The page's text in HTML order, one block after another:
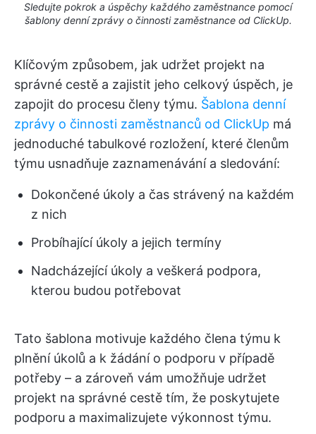
Sledujte pokrok a úspěchy každého zaměstnance pomocí
šablony denní zprávy o činnosti zaměstnance od ClickUp.
Klíčovým způsobem, jak udržet projekt na
správné cestě a zajistit jeho celkový úspěch, je
zapojit do procesu členy týmu. Šablona denní
zprávy o činnosti zaměstnanců od ClickUp má
jednoduché tabulkové rozložení, které členům
týmu usnadňuje zaznamenávání a sledování:
Dokončené úkoly a čas strávený na každém
z nich
Probíhající úkoly a jejich termíny
Nadcházející úkoly a veškerá podpora,
kterou budou potřebovat
Tato šablona motivuje každého člena týmu k
plnění úkolů a k žádání o podporu v případě
potřeby – a zároveň vám umožňuje udržet
projekt na správné cestě tím, že poskytujete
podporu a maximalizujete výkonnost týmu.